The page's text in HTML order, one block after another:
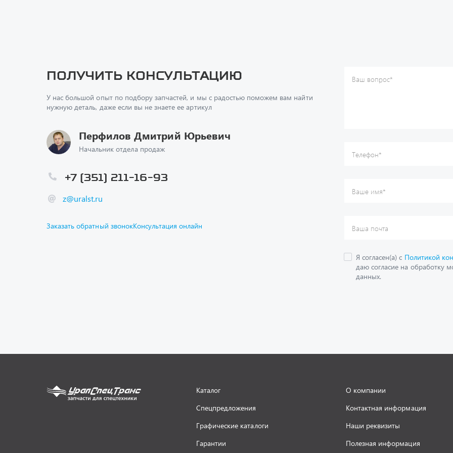
Получить консультацию
У нас большой опыт по подбору запчастей, и мы с радостью поможем вам найти
нужную деталь, даже если вы не знаете ее артикул
Перфилов Дмитрий Юрьевич
Начальник отдела продаж
z@uralst.ru
+7 (351) 211-16-93
Заказать обратный звонокКонсультация онлайн
Ваш вопрос*
Спецпредложения
Гарантии
Доставка и оплата
Как заказать запчасть
Контактная информация
Полезная информация
Новости